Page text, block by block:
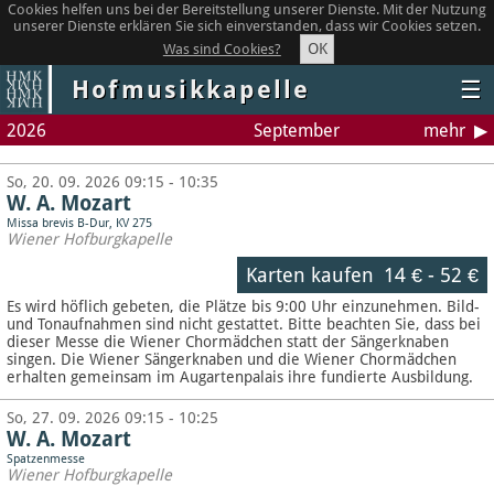
Cookies helfen uns bei der Bereitstellung unserer Dienste. Mit der Nutzung
unserer Dienste erklären Sie sich einverstanden, dass wir Cookies setzen.
Was sind Cookies?
OK
Hofmusikkapelle ☰
2026 September mehr
So, 20. 09. 2026 09:15 - 10:35
W. A. Mozart
Missa brevis B-Dur, KV 275
Wiener Hofburgkapelle
Karten kaufen 14 €- 52 €
Es wird höflich gebeten, die Plätze bis 9:00 Uhr einzunehmen. Bild-
und Tonaufnahmen sind nicht gestattet. Bitte beachten Sie, dass bei
dieser Messe die Wiener Chormädchen statt der Sängerknaben
singen. Die Wiener Sängerknaben und die Wiener Chormädchen
erhalten gemeinsam im Augartenpalais ihre fundierte Ausbildung.
So, 27. 09. 2026 09:15 - 10:25
W. A. Mozart
Spatzenmesse
Wiener Hofburgkapelle